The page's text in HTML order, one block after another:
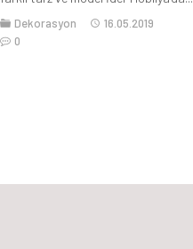
Dekorasyon
16.05.2019
0